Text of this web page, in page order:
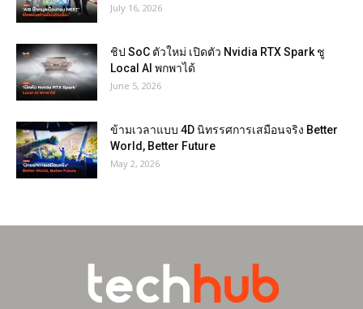
July 16, 2026
ชิป SoC ตัวใหม่ เปิดตัว Nvidia RTX Spark ชู
Local AI พกพาได้
June 5, 2026
ข้ามเวลาแบบ 4D นิทรรศการเสมือนจริง Better
World, Better Future
May 2, 2026